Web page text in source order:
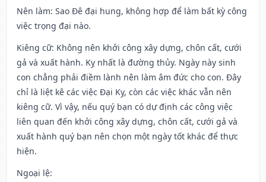
Nên làm: Sao Đê đại hung, không hợp để làm bất kỳ công
việc trọng đại nào.
Kiêng cữ: Không nên khởi công xây dựng, chôn cất, cưới
gả và xuất hành. Kỵ nhất là đường thủy. Ngày này sinh
con chẳng phải điềm lành nên làm âm đức cho con. Đây
chỉ là liệt kê các việc Đại Kỵ, còn các việc khác vẫn nên
kiêng cữ. Vì vậy, nếu quý bạn có dự định các công việc
liên quan đến khởi công xây dựng, chôn cất, cưới gả và
xuất hành quý bạn nên chọn một ngày tốt khác để thực
hiện.
Ngoại lệ: